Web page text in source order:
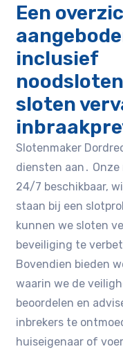
Een
inclusief
sloten
Slotenmaker
diensten aan․
24/7 beschikbaar,
staan bij een
kunnen we sloten
beveiliging te
Bovendien bieden
waarin we de
beoordelen en
inbrekers te
huiseigenaar of